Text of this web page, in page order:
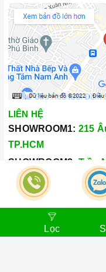
Lọc
LIÊN HỆ
SHOWROOM1: 215
TP.HCM
SHOWROOM2:
Trần
TP.HCM
Hotline:
Khiếu nại: